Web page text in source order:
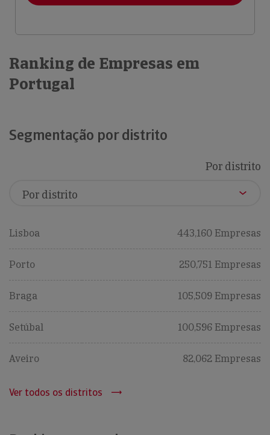
Ranking de Empresas em
Portugal
Segmentação por distrito
Por distrito
Lisboa 443,160 Empresas
Porto 250,751 Empresas
Braga 105,509 Empresas
Setúbal 100,596 Empresas
Aveiro 82,062 Empresas
Ver todos os distritos